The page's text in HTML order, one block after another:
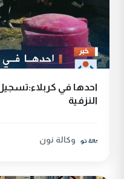
النزفية
وكالة نون